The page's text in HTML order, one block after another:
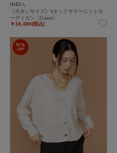
INED L
《大きいサイズ》Vネックサマーニットカ
ーディガン《Cuoo》
￥18,480(税込)
30%
OFF